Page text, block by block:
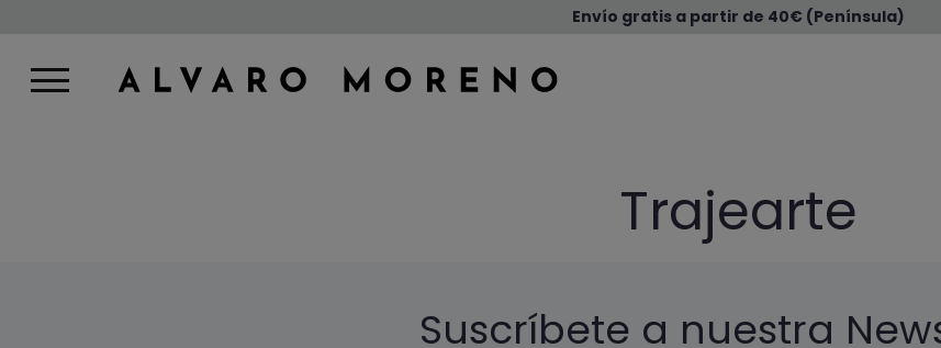
Envío gratis a partir de 40€ (Península)
Trajearte
Suscríbete a nuestra